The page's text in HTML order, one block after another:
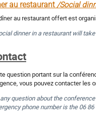
au restaurant/Social
au restaurant offert est
dinner in a restaurant will
question portant sur la
vous pouvez contacter les
question about the
phone number is the 06 86